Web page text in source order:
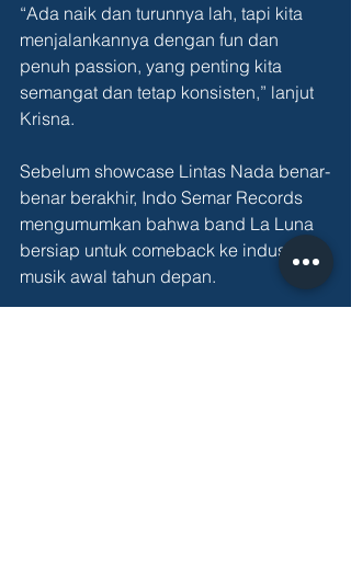
“Ada naik dan turunnya lah, tapi kita
menjalankannya dengan fun dan
penuh passion, yang penting kita
semangat dan tetap konsisten,” lanjut
Krisna.
Sebelum showcase Lintas Nada benar-
benar berakhir, Indo Semar Records
mengumumkan bahwa band La Luna
bersiap untuk comeback ke industri
musik awal tahun depan.